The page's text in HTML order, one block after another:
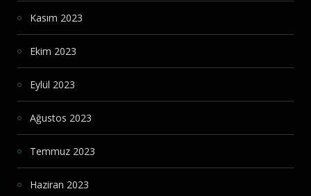
Kasım 2023
Ekim 2023
Eylül 2023
Ağustos 2023
Temmuz 2023
Haziran 2023